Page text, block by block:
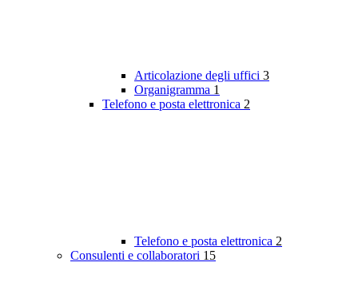
Articolazione degli uffici 3
Organigramma 1
Telefono e posta elettronica 2
Telefono e posta elettronica 2
Consulenti e collaboratori 15